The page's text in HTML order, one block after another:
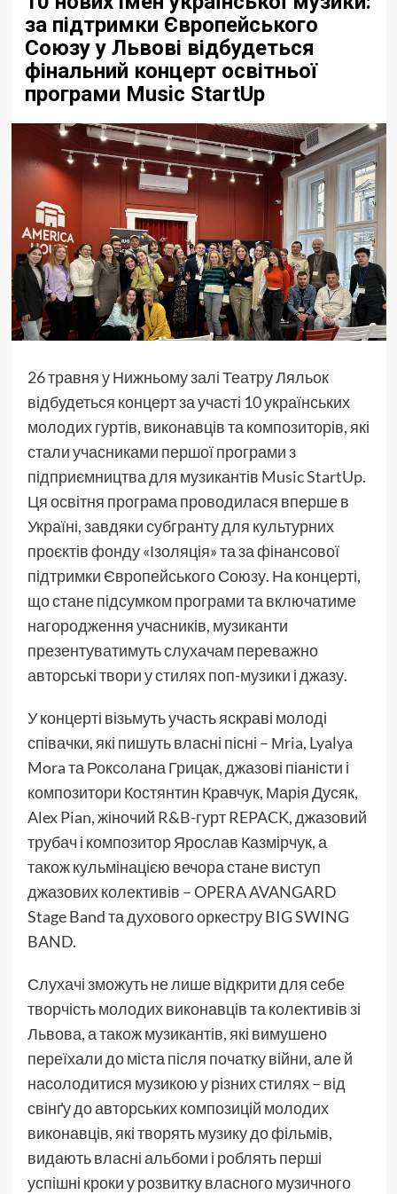
за підтримки Європейського
Союзу у Львові відбудеться
фінальний концерт освітньої
програми Music StartUp
26 травня у Нижньому залі Театру Ляльок
відбудеться концерт за участі 10 українських
молодих гуртів, виконавців та композиторів, які
стали учасниками першої програми з
підприємництва для музикантів Music StartUp.
Ця освітня програма проводилася вперше в
Україні, завдяки субгранту для культурних
проєктів фонду «Ізоляція» та за фінансової
підтримки Європейського Союзу. На концерті,
що стане підсумком програми та включатиме
нагородження учасників, музиканти
презентуватимуть слухачам переважно
авторські твори у стилях поп-музики і джазу.
У концерті візьмуть участь яскраві молоді
співачки, які пишуть власні пісні – Мria, Lyalya
Mora та Роксолана Грицак, джазові піаністи і
композитори Костянтин Кравчук, Марія Дусяк,
Alex Pian, жіночий R&B-гурт REPACK, джазовий
трубач і композитор Ярослав Казмірчук, а
також кульмінацією вечора стане виступ
джазових колективів – OPERA AVANGARD
Stage Band та духового оркестру BIG SWING
BAND.
Слухачі зможуть не лише відкрити для себе
творчість молодих виконавців та колективів зі
Львова, а також музикантів, які вимушено
переїхали до міста після початку війни, але й
насолодитися музикою у різних стилях – від
свінґу до авторських композицій молодих
виконавців, які творять музику до фільмів,
видають власні альбоми і роблять перші
успішні кроки у розвитку власного музичного